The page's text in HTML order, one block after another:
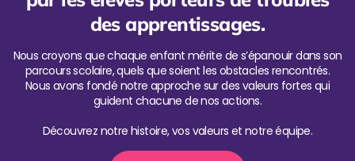
des apprentissages.
Nous croyons que chaque enfant mérite de s’épanouir dans son
parcours scolaire, quels que soient les obstacles rencontrés.
Nous avons fondé notre approche sur des valeurs fortes qui
guident chacune de nos actions.
Découvrez notre histoire, vos valeurs et notre équipe.